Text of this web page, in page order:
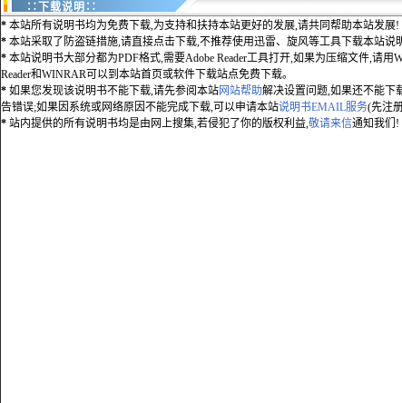
∷下载说明∷
* 本站所有说明书均为免费下载,为支持和扶持本站更好的发展,请共同帮助本站发展!
* 本站采取了防盗链措施,请直接点击下载,不推荐使用迅雷、旋风等工具下载本站说
* 本站说明书大部分都为PDF格式,需要Adobe Reader工具打开,如果为压缩文件,请用
Reader和WINRAR可以到本站首页或软件下载站点免费下载。
* 如果您发现该说明书不能下载,请先参阅本站网站帮助解决设置问题,如果还不能下
告错误;如果因系统或网络原因不能完成下载,可以申请本站说明书EMAIL服务(先注
* 站内提供的所有说明书均是由网上搜集,若侵犯了你的版权利益,敬请来信通知我们!